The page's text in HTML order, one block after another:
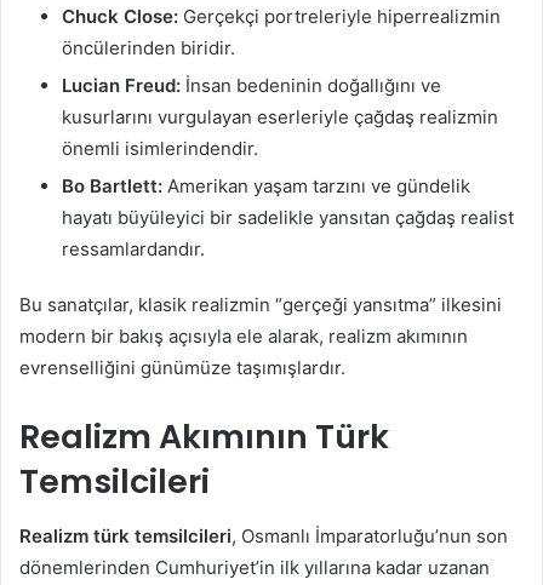
Chuck Close: Gerçekçi portreleriyle hiperrealizmin
öncülerinden biridir.
Lucian Freud: İnsan bedeninin doğallığını ve
kusurlarını vurgulayan eserleriyle çağdaş realizmin
önemli isimlerindendir.
Bo Bartlett: Amerikan yaşam tarzını ve gündelik
hayatı büyüleyici bir sadelikle yansıtan çağdaş realist
ressamlardandır.
Bu sanatçılar, klasik realizmin “gerçeği yansıtma” ilkesini
modern bir bakış açısıyla ele alarak, realizm akımının
evrenselliğini günümüze taşımışlardır.
Realizm Akımının Türk
Temsilcileri
Realizm türk temsilcileri, Osmanlı İmparatorluğu’nun son
dönemlerinden Cumhuriyet’in ilk yıllarına kadar uzanan